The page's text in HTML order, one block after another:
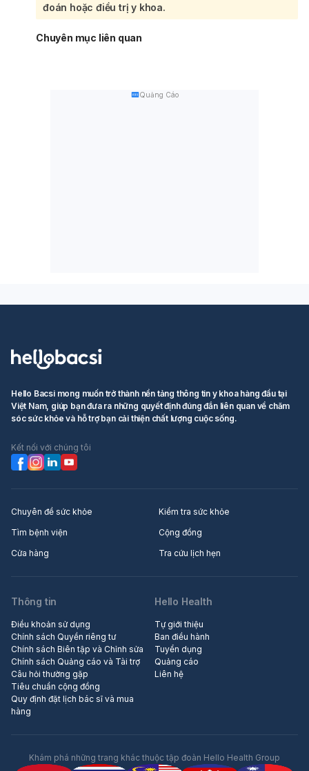
đoán hoặc điều trị y khoa.
Chuyên mục liên quan
Quảng Cáo
Hello Bacsi mong muốn trở thành nền tảng thông tin y khoa hàng đầu tại
Việt Nam, giúp bạn đưa ra những quyết định đúng đắn liên quan về chăm
sóc sức khỏe và hỗ trợ bạn cải thiện chất lượng cuộc sống.
Kết nối với chúng tôi
Chuyên đề sức khỏe
Kiểm tra sức khỏe
Tìm bệnh viện
Cộng đồng
Cửa hàng
Tra cứu lịch hẹn
Thông tin
Điều khoản sử dụng
Chính sách Quyền riêng tư
Chính sách Biên tập và Chỉnh sửa
Chính sách Quảng cáo và Tài trợ
Câu hỏi thường gặp
Tiêu chuẩn cộng đồng
Quy định đặt lịch bác sĩ và mua
hàng
Hello Health
Tự giới thiệu
Ban điều hành
Tuyển dụng
Quảng cáo
Liên hệ
Khám phá những trang khác thuộc tập đoàn Hello Health Group